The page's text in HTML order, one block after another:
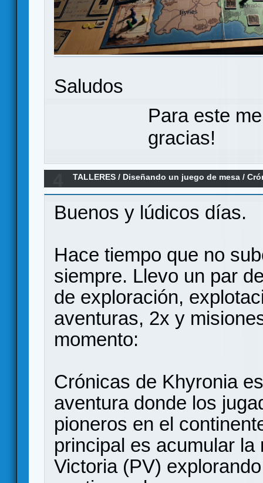
Saludos
Para este
gracias!
TALLERES / Diseñando un juego de mesa /
Buenos y lúdicos días.
Hace tiempo que no
siempre. Llevo un par
de exploración,
aventuras, 2x y
momento:
Crónicas de Khyronia
aventura donde los
pioneros en el
principal es acumular
Victoria (PV)